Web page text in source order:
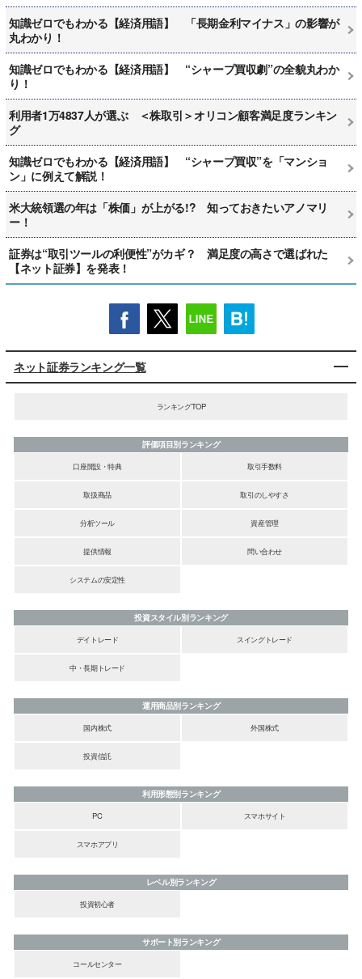
知識ゼロでもわかる【経済用語】 「長期金利マイナス」の影響が
丸わかり！
知識ゼロでもわかる【経済用語】 “シャープ買収劇”の全貌丸わか
り！
利用者1万4837人が選ぶ ＜株取引＞オリコン顧客満足度ランキン
グ
知識ゼロでもわかる【経済用語】 “シャープ買収”を「マンショ
ン」に例えて解説！
米大統領選の年は「株価」が上がる!? 知っておきたいアノマリ
ー！
証券は“取引ツールの利便性”がカギ？ 満足度の高さで選ばれた
【ネット証券】を発表！
ネット証券ランキング一覧
ランキングTOP
評価項目別ランキング
口座開設・特典
取引手数料
取扱商品 取引のしやすさ
分析ツール 資産管理
提供情報 問い合わせ
システムの安定性
投資スタイル別ランキング
デイトレード
スイングトレード
中・長期トレード
運用商品別ランキング
国内株式
外国株式
投資信託
利用形態別ランキング
PC
スマホサイト
スマホアプリ
レベル別ランキング
投資初心者
サポート別ランキング
コールセンター